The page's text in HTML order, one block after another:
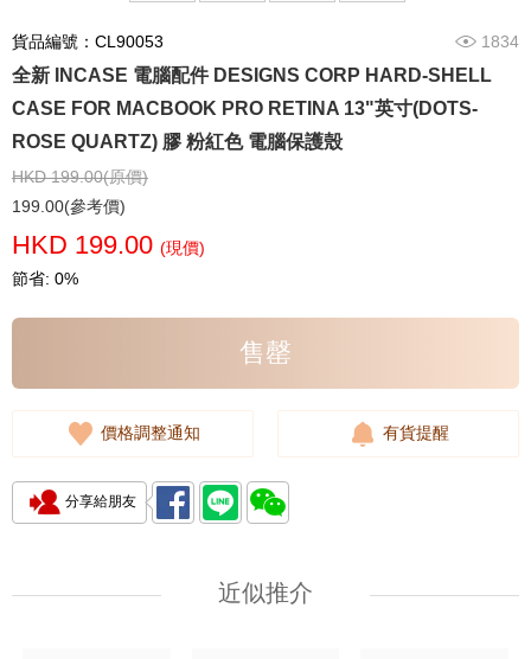
貨品編號：CL90053 1834
全新 INCASE 電腦配件 DESIGNS CORP HARD-SHELL
CASE FOR MACBOOK PRO RETINA 13"英寸(DOTS-
ROSE QUARTZ) 膠 粉紅色 電腦保護殼
HKD 199.00(原價)
199.00(參考價)
HKD 199.00 (現價)
節省: 0%
售罄
價格調整通知 有貨提醒
分享給朋友
近似推介